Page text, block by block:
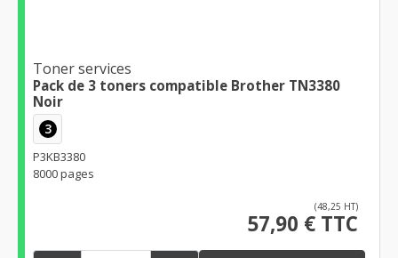
Toner services
Pack de 3 toners compatible Brother TN3380
Noir
3
P3KB3380
8000 pages
(48,25 HT)
57,90 € TTC